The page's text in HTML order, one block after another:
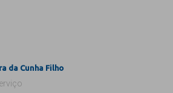
da Cunha Filho